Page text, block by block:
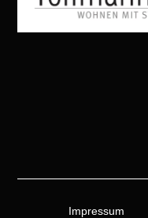
Impressum